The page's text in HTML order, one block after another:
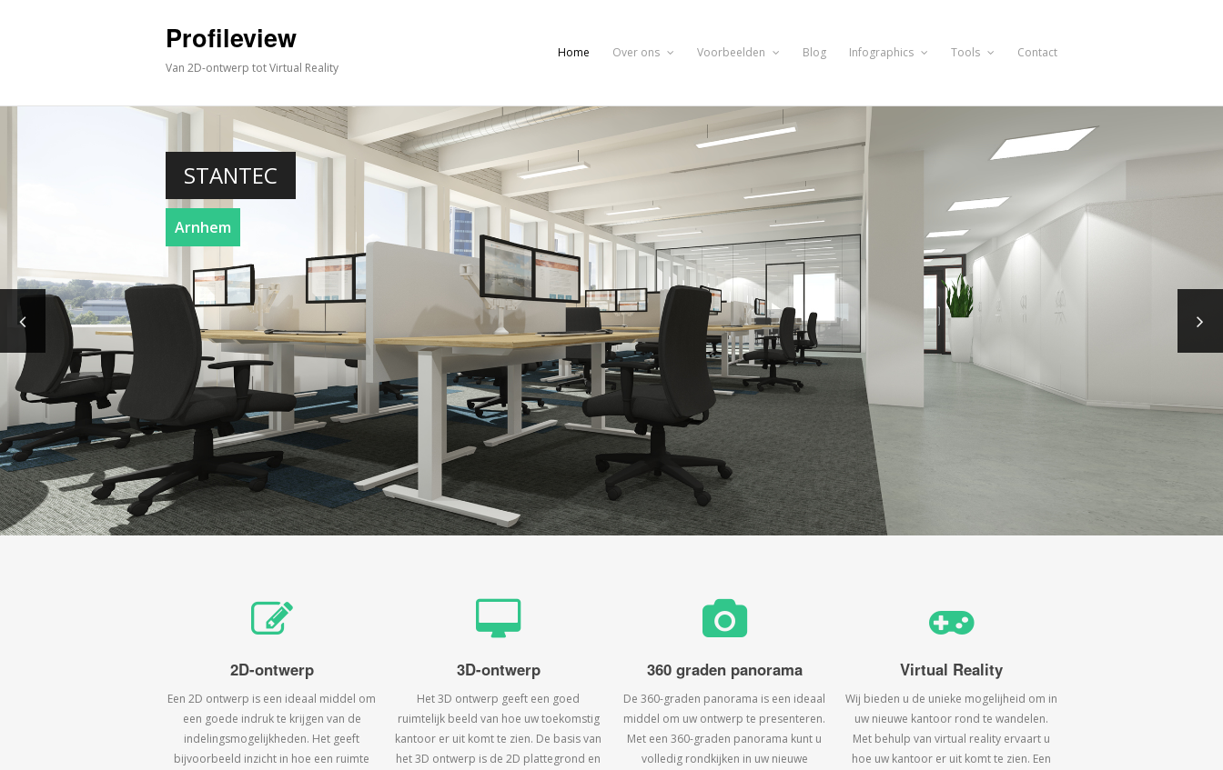
Profileview
Van 2D-ontwerp tot Virtual Reality
Home Over ons Voorbeelden Blog Infographics Tools Contact
STANTEC
Arnhem
2D-ontwerp
Een 2D ontwerp is een ideaal middel om
een goede indruk te krijgen van de
indelingsmogelijkheden. Het geeft
bijvoorbeeld inzicht in hoe een ruimte
3D-ontwerp
Het 3D ontwerp geeft een goed
ruimtelijk beeld van hoe uw toekomstig
kantoor er uit komt te zien. De basis van
het 3D ontwerp is de 2D plattegrond en
360 graden panorama
De 360-graden panorama is een ideaal
middel om uw ontwerp te presenteren.
Met een 360-graden panorama kunt u
volledig rondkijken in uw nieuwe
Virtual Reality
Wij bieden u de unieke mogelijheid om in
uw nieuwe kantoor rond te wandelen.
Met behulp van virtual reality ervaart u
hoe uw kantoor er uit komt te zien. Een